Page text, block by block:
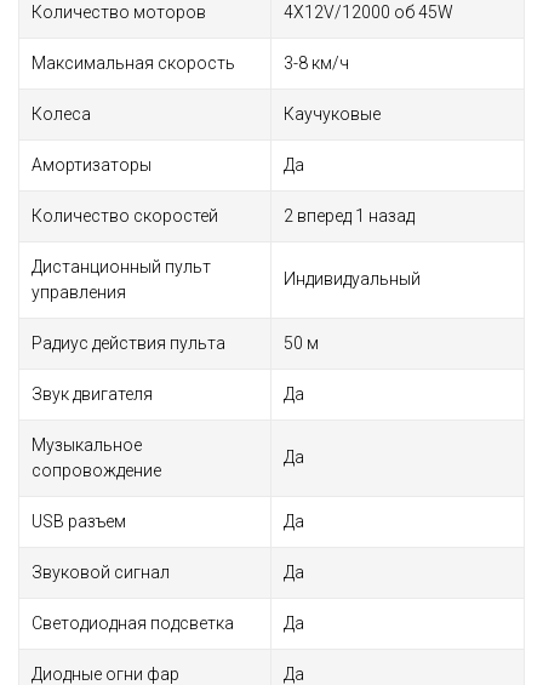
Количество моторов 4Х12V/12000 об 45W
Максимальная скорость 3-8 км/ч
Колеса Каучуковые
Амортизаторы Да
Количество скоростей 2 вперед 1 назад
Дистанционный пульт
управления
Индивидуальный
Радиус действия пульта 50 м
Звук двигателя Да
Музыкальное
сопровождение
Да
USB разъем Да
Звуковой сигнал Да
Светодиодная подсветка Да
Диодные огни фар Да